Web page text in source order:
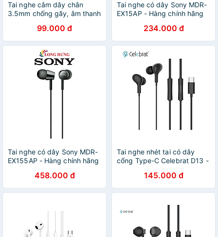
Tai nghe cắm dây chân
3.5mm chống gãy, âm thanh
màu ngẫu nhiên - hàng
chính hãng
99.000 đ
Tai nghe có dây Sony MDR-
EX15AP - Hàng chính hãng
234.000 đ
Tai nghe có dây Sony MDR-
EX155AP - Hàng chính hãng
458.000 đ
Tai nghe nhét tai có dây
cổng Type-C Celebrat D13 -
145.000 đ